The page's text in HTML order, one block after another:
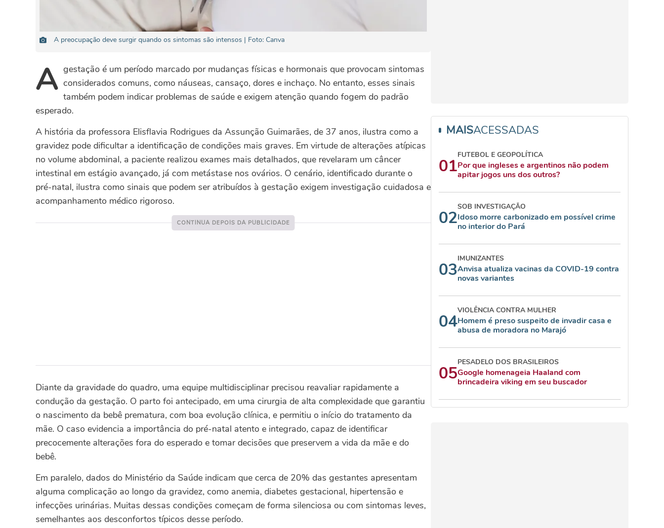
A preocupação deve surgir quando os sintomas são intensos | Foto: Canva
Agestação é um período marcado por mudanças físicas e hormonais que provocam sintomas
considerados comuns, como náuseas, cansaço, dores e inchaço. No entanto, esses sinais
também podem indicar problemas de saúde e exigem atenção quando fogem do padrão
esperado.
A história da professora Elisflavia Rodrigues da Assunção Guimarães, de 37 anos, ilustra como a
gravidez pode dificultar a identificação de condições mais graves. Em virtude de alterações atípicas
no volume abdominal, a paciente realizou exames mais detalhados, que revelaram um câncer
intestinal em estágio avançado, já com metástase nos ovários. O cenário, identificado durante o
pré-natal, ilustra como sinais que podem ser atribuídos à gestação exigem investigação cuidadosa e
acompanhamento médico rigoroso.
Diante da gravidade do quadro, uma equipe multidisciplinar precisou reavaliar rapidamente a
condução da gestação. O parto foi antecipado, em uma cirurgia de alta complexidade que garantiu
o nascimento da bebê prematura, com boa evolução clínica, e permitiu o início do tratamento da
mãe. O caso evidencia a importância do pré-natal atento e integrado, capaz de identificar
precocemente alterações fora do esperado e tomar decisões que preservem a vida da mãe e do
bebê.
Em paralelo, dados do Ministério da Saúde indicam que cerca de 20% das gestantes apresentam
alguma complicação ao longo da gravidez, como anemia, diabetes gestacional, hipertensão e
infecções urinárias. Muitas dessas condições começam de forma silenciosa ou com sintomas leves,
semelhantes aos desconfortos típicos desse período.
MAISACESSADAS
01
FUTEBOL E GEOPOLÍTICA
Por que ingleses e argentinos não podem
apitar jogos uns dos outros?
02
SOB INVESTIGAÇÃO
Idoso morre carbonizado em possível crime
no interior do Pará
03
IMUNIZANTES
Anvisa atualiza vacinas da COVID-19 contra
novas variantes
04
VIOLÊNCIA CONTRA MULHER
Homem é preso suspeito de invadir casa e
abusa de moradora no Marajó
05
PESADELO DOS BRASILEIROS
Google homenageia Haaland com
brincadeira viking em seu buscador